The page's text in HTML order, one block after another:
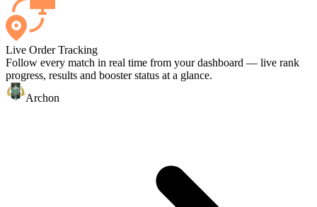
Live Order Tracking
Follow every match in real time from your dashboard — live rank
progress, results and booster status at a glance.
Archon